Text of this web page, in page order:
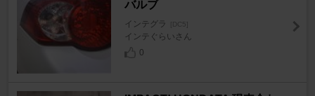
バルブ
インテグラ [DC5]
インテぐらいさん
0